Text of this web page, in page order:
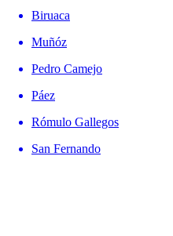
Biruaca
Muñóz
Pedro Camejo
Páez
Rómulo Gallegos
San Fernando